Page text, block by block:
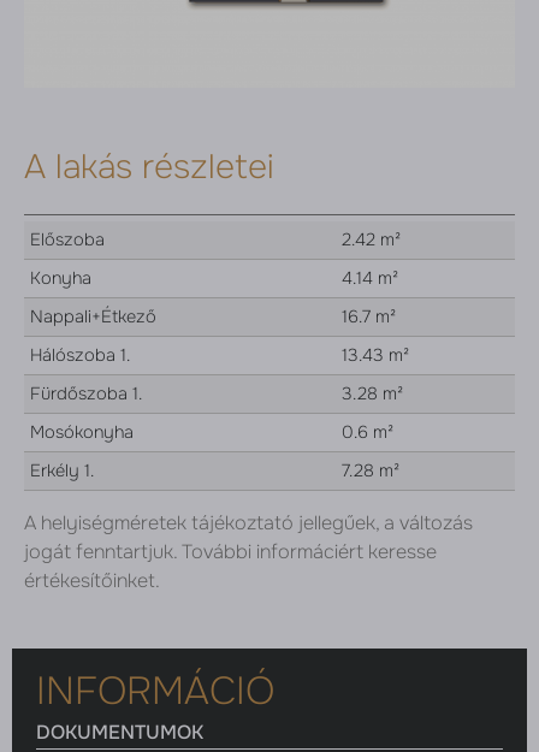
A lakás részletei
Előszoba
2.42 m²
Konyha
4.14 m²
Nappali+Étkező
16.7 m²
Hálószoba 1.
13.43 m²
Fürdőszoba 1.
3.28 m²
Mosókonyha
0.6 m²
Erkély 1.
7.28 m²
A helyiségméretek tájékoztató jellegűek, a változás
jogát fenntartjuk. További informáciért keresse
értékesítőinket.
INFORMÁCIÓ
DOKUMENTUMOK